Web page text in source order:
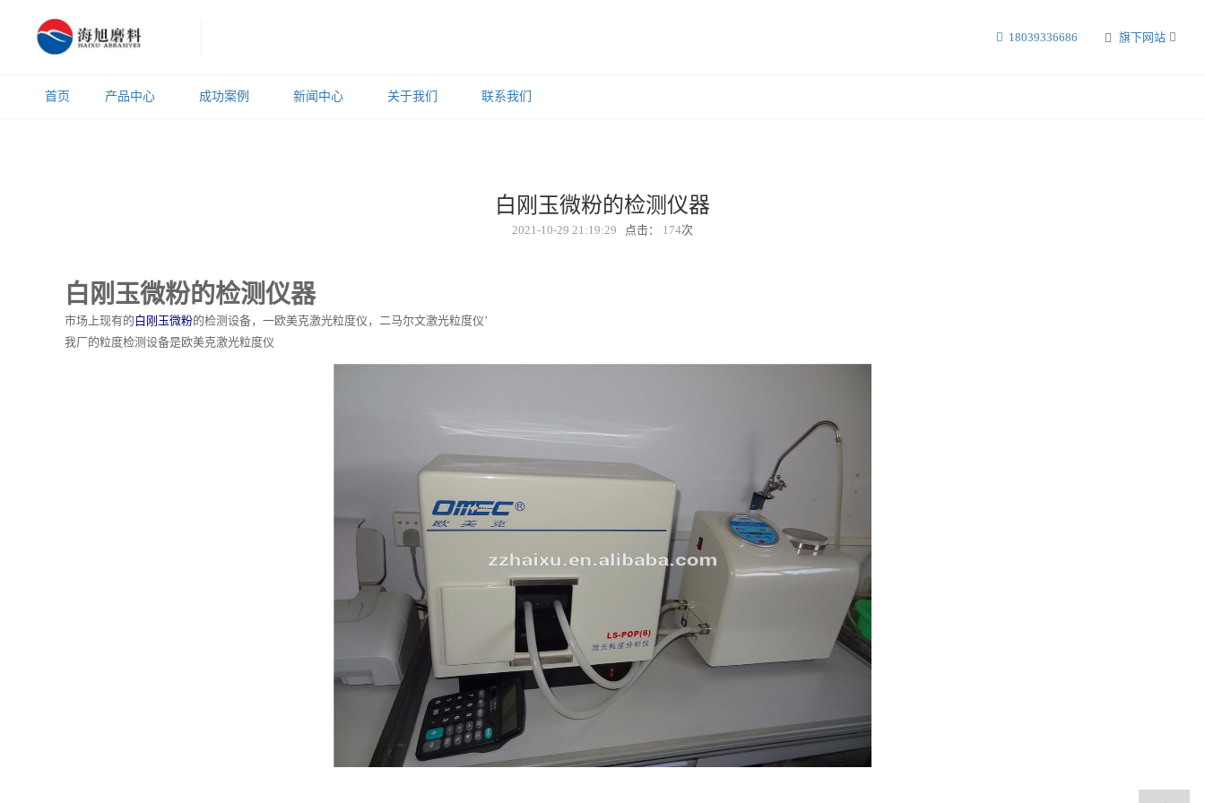
旗下网站
18039336686
首页 产品中心 成功案例 新闻中心 关于我们 联系我们
白刚玉微粉的检测仪器
2021-10-29 21:19:29 点击： 174次
白刚玉微粉的检测仪器
市场上现有的白刚玉微粉的检测设备，一欧美克激光粒度仪，二马尔文激光粒度仪’
我厂的粒度检测设备是欧美克激光粒度仪